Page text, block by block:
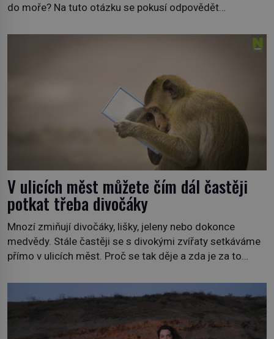
do moře? Na tuto otázku se pokusí odpovědět
premiéru ve čtvrtek 29. února ve 20:00 na televizní
V ulicích měst můžete čím dál častěji
potkat třeba divočáky
Mnozí zmiňují divočáky, lišky, jeleny nebo dokonce
medvědy. Stále častěji se s divokými zvířaty setkáváme
přímo v ulicích měst. Proč se tak děje a zda je za to
jiných. My se raději podíváme do jiných zemí a
prozkoumáme, jaká další zvířata po celém světě se